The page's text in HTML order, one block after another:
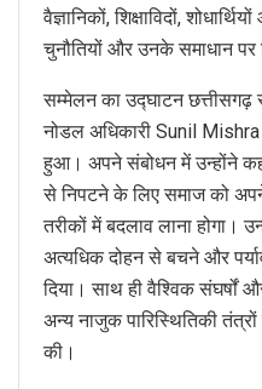
वैज्ञानिकों, शिक्षाविदों,
चुनौतियों और उनके समाधान पर
सम्मेलन का उद्घाटन
नोडल अधिकारी Sunil
हुआ। अपने संबोधन में उन्होंने
से निपटने के लिए समाज को
तरीकों में बदलाव लाना होगा।
अत्यधिक दोहन से बचने और
दिया। साथ ही वैश्विक संघर्षों
अन्य नाजुक पारिस्थितिकी तंत्रों
की।